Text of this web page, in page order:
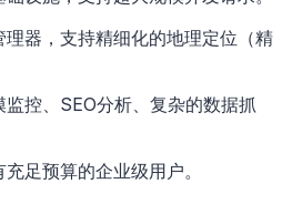
器，支持精细化的地理定位（精
控、SEO分析、复杂的数据抓
足预算的企业级用户。